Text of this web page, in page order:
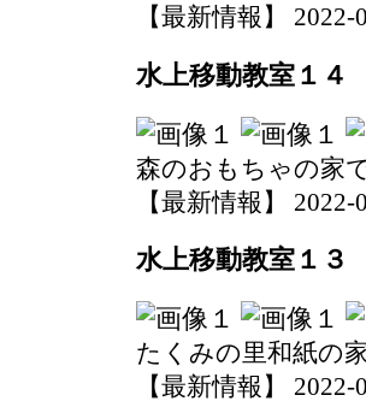
【最新情報】
水上移動教室１４
森のおもちゃの家
【最新情報】
水上移動教室１３
たくみの里和紙の
【最新情報】